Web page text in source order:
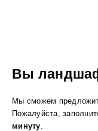
Вы
Мы сможем
Пожалуйста,
минуту